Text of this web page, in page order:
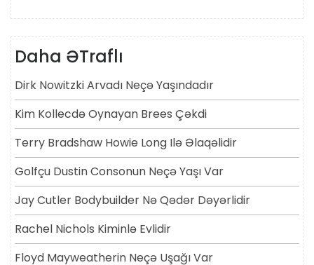
Daha ƏTraflı
Dirk Nowitzki Arvadı Neçə Yaşındadır
Kim Kollecdə Oynayan Brees Çəkdi
Terry Bradshaw Howie Long Ilə Əlaqəlidir
Golfçu Dustin Consonun Neçə Yaşı Var
Jay Cutler Bodybuilder Nə Qədər Dəyərlidir
Rachel Nichols Kiminlə Evlidir
Floyd Mayweatherin Neçə Uşağı Var